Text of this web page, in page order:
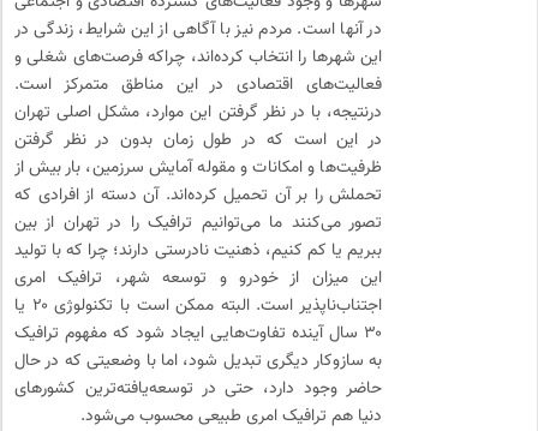
در آنها است. مردم نیز با آگاهی از این شرایط، زندگی در
این شهرها را انتخاب کرده‌اند، چراکه فرصت‌های شغلی و
فعالیت‌های اقتصادی در این مناطق متمرکز است.
درنتیجه، با در نظر گرفتن این موارد، مشکل اصلی تهران
در این است که در طول زمان بدون در نظر گرفتن
ظرفیت‌ها و امکانات و مقوله آمایش سرزمین، بار بیش از
تحملش را بر آن تحمیل کرده‌اند. آن دسته از افرادی که
تصور می‌کنند ما می‌توانیم ترافیک را در تهران از بین
ببریم یا کم کنیم، ذهنیت نادرستی دارند؛ چرا که با تولید
این میزان از خودرو و توسعه شهر، ترافیک امری
اجتناب‌ناپذیر است. البته ممکن است با تکنولوژی ۲۰ یا
۳۰ سال آینده تفاوت‌هایی ایجاد شود که مفهوم ترافیک
به سازوکار دیگری تبدیل شود، اما با وضعیتی که در حال
حاضر وجود دارد، حتی در توسعه‌یافته‌ترین کشورهای
دنیا هم ترافیک امری طبیعی محسوب می‌شود.